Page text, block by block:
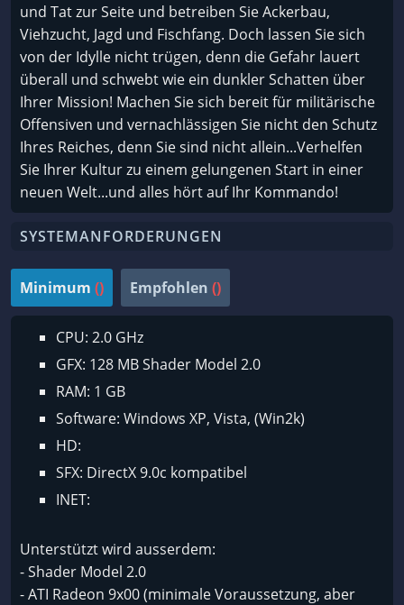
und Tat zur Seite und betreiben Sie Ackerbau,
Viehzucht, Jagd und Fischfang. Doch lassen Sie sich
von der Idylle nicht trügen, denn die Gefahr lauert
überall und schwebt wie ein dunkler Schatten über
Ihrer Mission! Machen Sie sich bereit für militärische
Offensiven und vernachlässigen Sie nicht den Schutz
Ihres Reiches, denn Sie sind nicht allein...Verhelfen
Sie Ihrer Kultur zu einem gelungenen Start in einer
neuen Welt...und alles hört auf Ihr Kommando!
SYSTEMANFORDERUNGEN
Minimum () Empfohlen ()
CPU: 2.0 GHz
GFX: 128 MB Shader Model 2.0
RAM: 1 GB
Software: Windows XP, Vista, (Win2k)
HD:
SFX: DirectX 9.0c kompatibel
INET:
Unterstützt wird ausserdem:
- Shader Model 2.0
- ATI Radeon 9x00 (minimale Voraussetzung, aber